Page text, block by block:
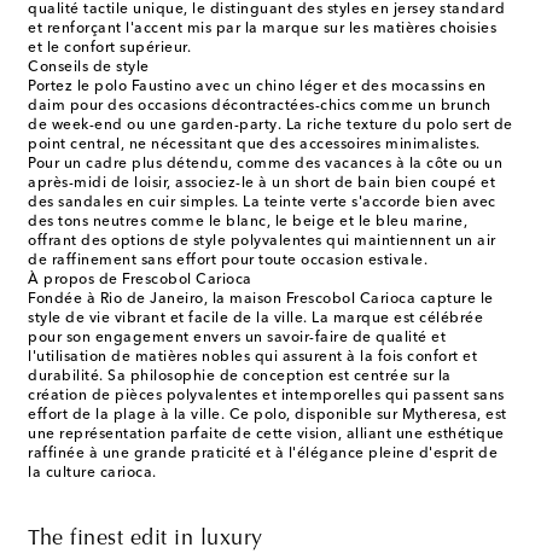
qualité tactile unique, le distinguant des styles en jersey standard
et renforçant l'accent mis par la marque sur les matières choisies
et le confort supérieur.
Conseils de style
Portez le polo Faustino avec un chino léger et des mocassins en
daim pour des occasions décontractées-chics comme un brunch
de week-end ou une garden-party. La riche texture du polo sert de
point central, ne nécessitant que des accessoires minimalistes.
Pour un cadre plus détendu, comme des vacances à la côte ou un
après-midi de loisir, associez-le à un short de bain bien coupé et
des sandales en cuir simples. La teinte verte s'accorde bien avec
des tons neutres comme le blanc, le beige et le bleu marine,
offrant des options de style polyvalentes qui maintiennent un air
de raffinement sans effort pour toute occasion estivale.
À propos de Frescobol Carioca
Fondée à Rio de Janeiro, la maison Frescobol Carioca capture le
style de vie vibrant et facile de la ville. La marque est célébrée
pour son engagement envers un savoir-faire de qualité et
l'utilisation de matières nobles qui assurent à la fois confort et
durabilité. Sa philosophie de conception est centrée sur la
création de pièces polyvalentes et intemporelles qui passent sans
effort de la plage à la ville. Ce polo, disponible sur Mytheresa, est
une représentation parfaite de cette vision, alliant une esthétique
raffinée à une grande praticité et à l'élégance pleine d'esprit de
la culture carioca.
The finest edit in luxury